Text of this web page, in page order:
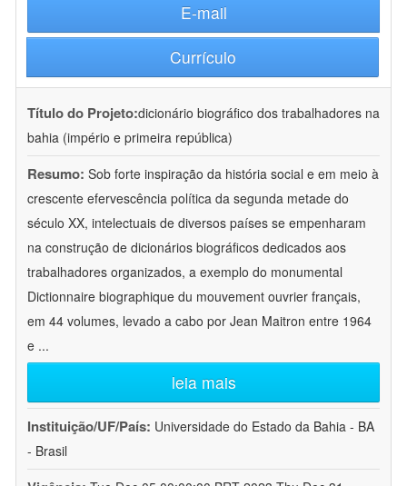
E-mail
Currículo
Título do Projeto:dicionário biográfico dos trabalhadores na
bahia (império e primeira república)
Resumo: Sob forte inspiração da história social e em meio à
crescente efervescência política da segunda metade do
século XX, intelectuais de diversos países se empenharam
na construção de dicionários biográficos dedicados aos
trabalhadores organizados, a exemplo do monumental
Dictionnaire biographique du mouvement ouvrier français,
em 44 volumes, levado a cabo por Jean Maitron entre 1964
e ...
leia mais
Instituição/UF/País: Universidade do Estado da Bahia - BA
- Brasil